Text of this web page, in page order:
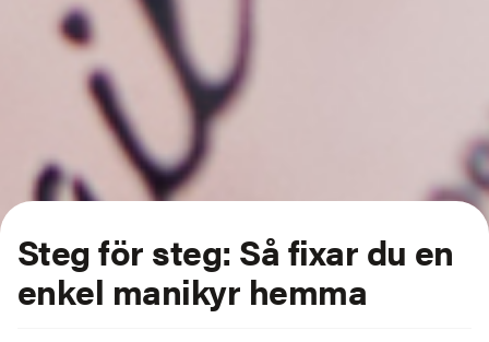
Steg för steg: Så fixar du en
enkel manikyr hemma